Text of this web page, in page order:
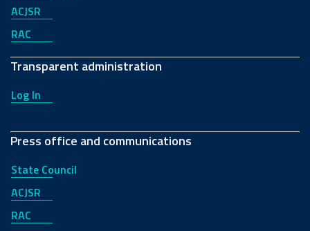
ACJSR
RAC
Transparent administration
Log In
Press office and communications
State Council
ACJSR
RAC